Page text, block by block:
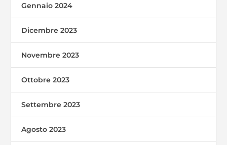
Gennaio 2024
Dicembre 2023
Novembre 2023
Ottobre 2023
Settembre 2023
Agosto 2023